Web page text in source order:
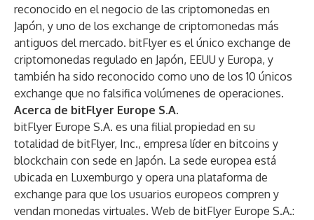
reconocido en el negocio de las criptomonedas en
Japón, y uno de los exchange de criptomonedas más
antiguos del mercado. bitFlyer es el único exchange de
criptomonedas regulado en Japón, EEUU y Europa, y
también ha sido reconocido como uno de los 10 únicos
exchange que no falsifica volúmenes de operaciones.
Acerca de bitFlyer Europe S.A.
bitFlyer Europe S.A. es una filial propiedad en su
totalidad de bitFlyer, Inc., empresa líder en bitcoins y
blockchain con sede en Japón. La sede europea está
ubicada en Luxemburgo y opera una plataforma de
exchange para que los usuarios europeos compren y
vendan monedas virtuales. Web de bitFlyer Europe S.A.: